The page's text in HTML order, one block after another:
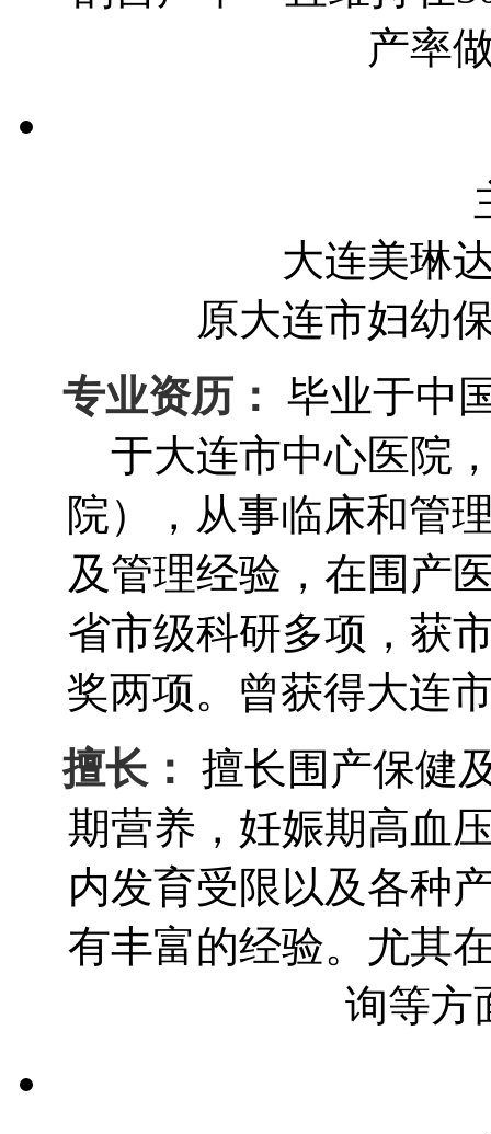
产率
大连美琳
原大连市妇幼
专业资历： 毕业于中
于大连市中心医院
院），从事临床和管
及管理经验，在围产
省市级科研多项，获
奖两项。曾获得大连
擅长： 擅长围产保健
期营养，妊娠期高血
内发育受限以及各种
有丰富的经验。尤其
询等方